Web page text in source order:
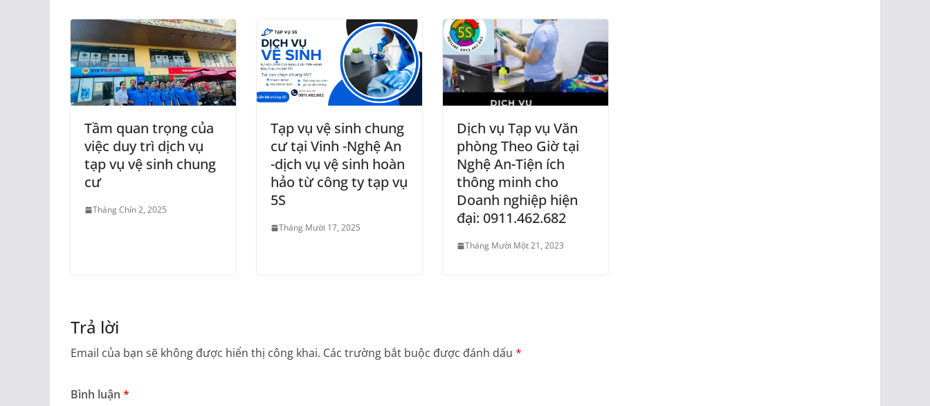
Tầm quan trọng của
việc duy trì dịch vụ
tạp vụ vệ sinh chung
cư
Tháng Chín 2, 2025
Tạp vụ vệ sinh chung
cư tại Vinh -Nghệ An
-dịch vụ vệ sinh hoàn
hảo từ công ty tạp vụ
5S
Tháng Mười 17, 2025
Dịch vụ Tạp vụ Văn
phòng Theo Giờ tại
Nghệ An-Tiện ích
thông minh cho
Doanh nghiệp hiện
đại: 0911.462.682
Tháng Mười Một 21, 2023
Trả lời
Email của bạn sẽ không được hiển thị công khai. Các trường bắt buộc được đánh dấu *
Bình luận *